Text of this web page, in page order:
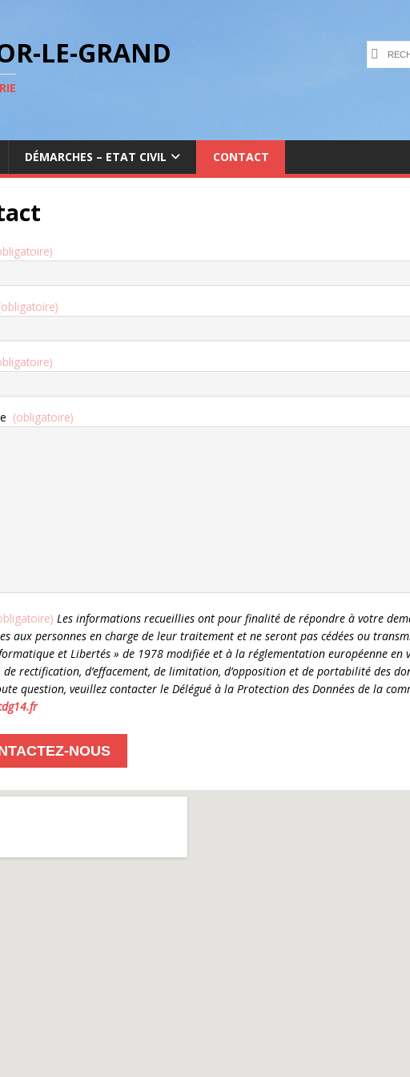
LE-GRAND
DÉMARCHES – ETAT CIVIL CONTACT
(obligatoire)
Les informations recueillies ont pour finalité de répondre à votre
aux personnes en charge de leur traitement et ne seront pas cédées ou
et Libertés » de 1978 modifiée et à la réglementation européenne en
de rectification, d’effacement, de limitation, d’opposition et de portabilité des
question, veuillez contacter le Délégué à la Protection des Données de la